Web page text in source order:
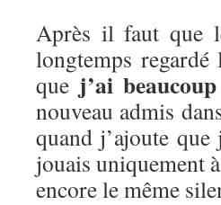
Après il faut que
longtemps
que j’ai
nouveau admis
quand j’ajoute
jouais uniquement
encore le même